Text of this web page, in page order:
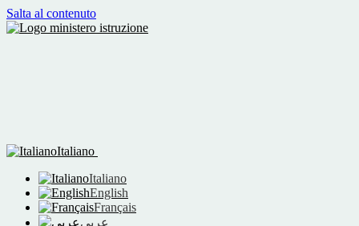
Salta al contenuto
Italiano
Italiano
English
Français
عربى